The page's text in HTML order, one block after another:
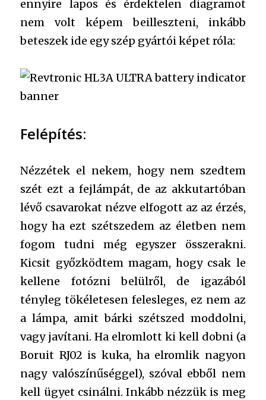
ennyire lapos és érdektelen diagramot
nem volt képem beilleszteni, inkább
beteszek ide egy szép gyártói képet róla:
Felépítés:
Nézzétek el nekem, hogy nem szedtem
szét ezt a fejlámpát, de az akkutartóban
lévő csavarokat nézve elfogott az az érzés,
hogy ha ezt szétszedem az életben nem
fogom tudni még egyszer összerakni.
Kicsit győzködtem magam, hogy csak le
kellene fotózni belülről, de igazából
tényleg tökéletesen felesleges, ez nem az
a lámpa, amit bárki szétszed moddolni,
vagy javítani. Ha elromlott ki kell dobni (a
Boruit RJ02 is kuka, ha elromlik nagyon
nagy valószínűséggel), szóval ebből nem
kell ügyet csinálni. Inkább nézzük is meg